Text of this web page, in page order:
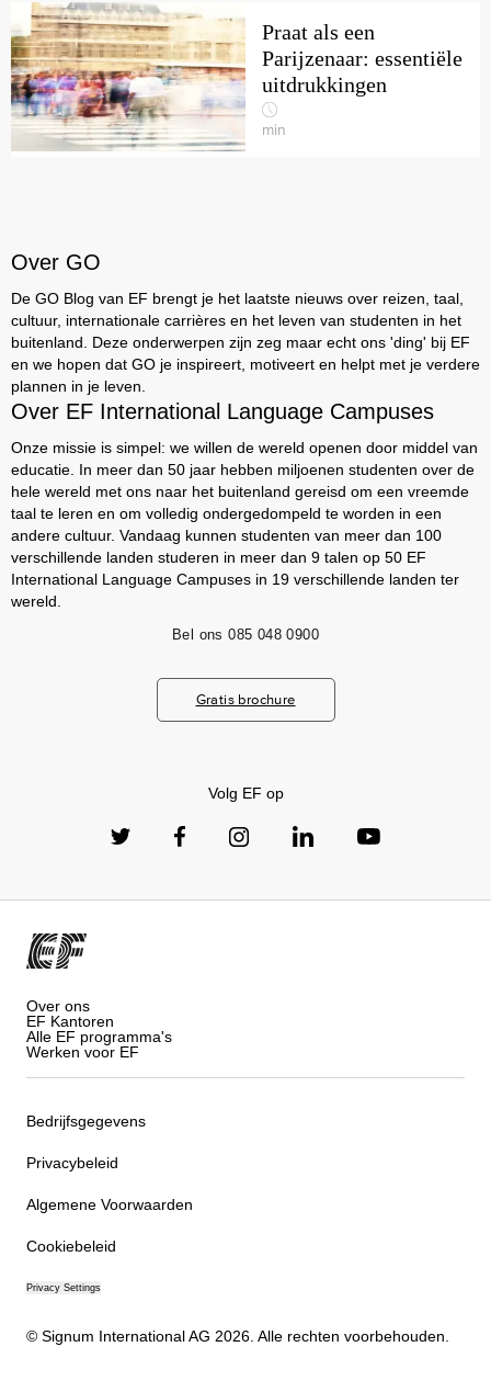
Praat als een
Parijzenaar: essentiële
uitdrukkingen
min
Over GO
De GO Blog van EF brengt je het laatste nieuws over reizen, taal,
cultuur, internationale carrières en het leven van studenten in het
buitenland. Deze onderwerpen zijn zeg maar echt ons 'ding' bij EF
en we hopen dat GO je inspireert, motiveert en helpt met je verdere
plannen in je leven.
Over EF International Language Campuses
Onze missie is simpel: we willen de wereld openen door middel van
educatie. In meer dan 50 jaar hebben miljoenen studenten over de
hele wereld met ons naar het buitenland gereisd om een vreemde
taal te leren en om volledig ondergedompeld te worden in een
andere cultuur. Vandaag kunnen studenten van meer dan 100
verschillende landen studeren in meer dan 9 talen op 50 EF
International Language Campuses in 19 verschillende landen ter
wereld.
Bel ons 085 048 0900
Gratis brochure
Volg EF op
Over ons
EF Kantoren
Alle EF programma's
Werken voor EF
Bedrijfsgegevens
Privacybeleid
Algemene Voorwaarden
Cookiebeleid
Privacy Settings
© Signum International AG 2026. Alle rechten voorbehouden.